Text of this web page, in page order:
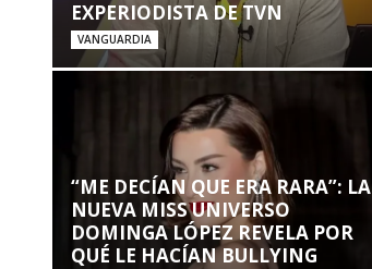
EXPERIODISTA DE TVN
VANGUARDIA
“ME DECÍAN QUE ERA RARA”: LA
NUEVA MISS UNIVERSO
DOMINGA LÓPEZ REVELA POR
QUÉ LE HACÍAN BULLYING